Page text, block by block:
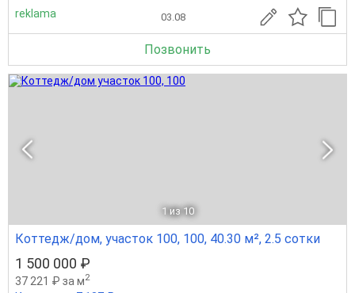
reklama 03.08
Позвонить
1 из 10
Коттедж/дом, участок 100, 100, 40.30 м², 2.5 сотки
1 500 000 ₽
37 221 ₽ за м2